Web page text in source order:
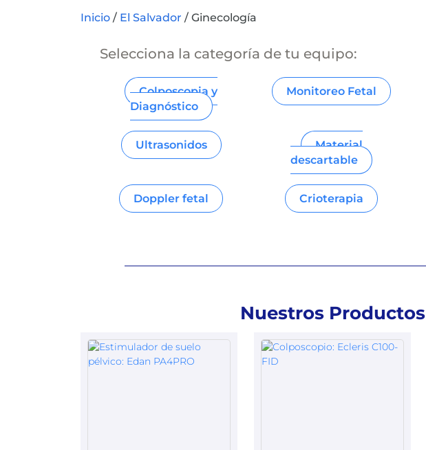
Inicio / El Salvador / Ginecología
Selecciona la categoría de tu equipo:
Colposcopia y
Diagnóstico
Monitoreo Fetal
Ultrasonidos
Material
descartable
Doppler fetal Crioterapia
Nuestros Productos